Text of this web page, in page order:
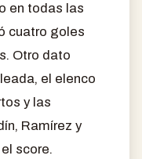
en todas las
cuatro goles
Otro dato
el elenco
y las
Ramírez y
score.